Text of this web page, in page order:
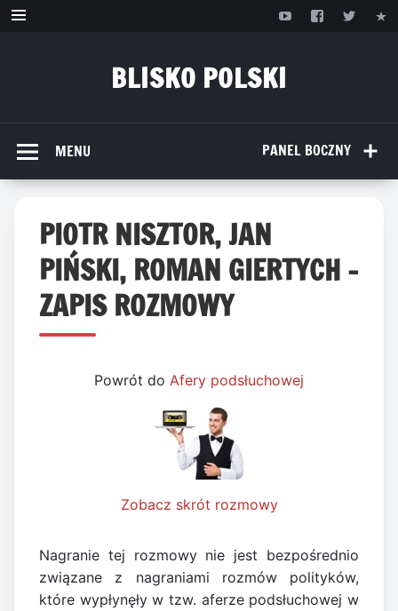
Przejdź
BLISKO POLSKI
PANEL BOCZNY
MENU
PIOTR NISZTOR, JAN
PIŃSKI, ROMAN GIERTYCH –
ZAPIS ROZMOWY
Powrót do Afery podsłuchowej
Zobacz skrót rozmowy
Nagranie tej rozmowy nie jest bezpośrednio
związane z nagraniami rozmów polityków,
które wypłynęły w tzw. aferze podsłuchowej w